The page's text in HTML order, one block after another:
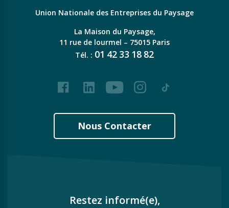
Union Nationale des Entreprises du Paysage
La Maison du Paysage,
11 rue de lourmel – 75015 Paris
Tél. : 01 42 33 18 82
FacebookLinkedInYoutubeInstagram
Tiktok
Nous Contacter
Restez informé(e),